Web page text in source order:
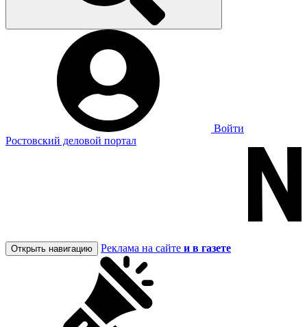
Войти
Ростовский деловой портал
Открыть навигацию Реклама на сайте и в газете